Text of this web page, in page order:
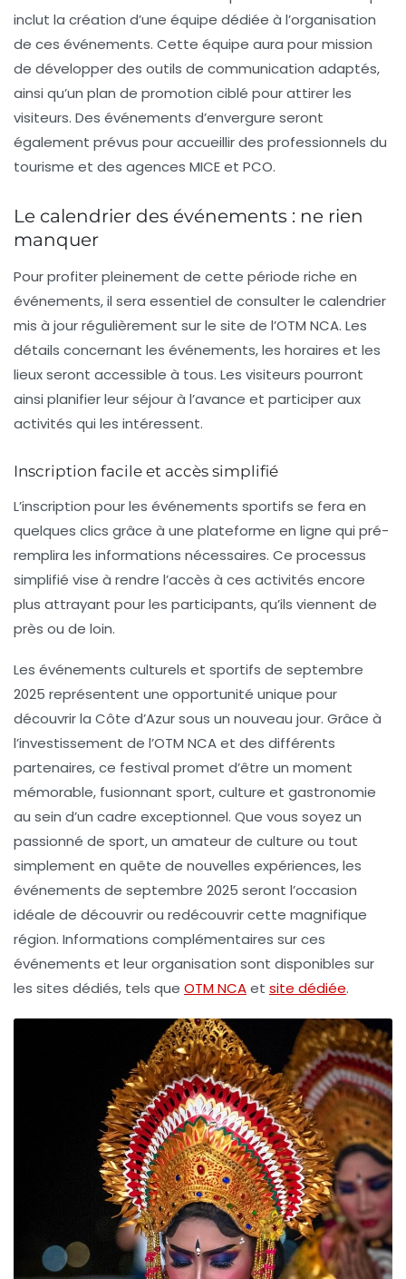
inclut la création d’une équipe dédiée à l’organisation
de ces événements. Cette équipe aura pour mission
de développer des outils de communication adaptés,
ainsi qu’un plan de promotion ciblé pour attirer les
visiteurs. Des événements d’envergure seront
également prévus pour accueillir des professionnels du
tourisme et des agences MICE et PCO.
Le calendrier des événements : ne rien
manquer
Pour profiter pleinement de cette période riche en
événements, il sera essentiel de consulter le calendrier
mis à jour régulièrement sur le site de l’OTM NCA. Les
détails concernant les événements, les horaires et les
lieux seront accessible à tous. Les visiteurs pourront
ainsi planifier leur séjour à l’avance et participer aux
activités qui les intéressent.
Inscription facile et accès simplifié
L’inscription pour les événements sportifs se fera en
quelques clics grâce à une plateforme en ligne qui pré-
remplira les informations nécessaires. Ce processus
simplifié vise à rendre l’accès à ces activités encore
plus attrayant pour les participants, qu’ils viennent de
près ou de loin.
Les événements culturels et sportifs de septembre
2025 représentent une opportunité unique pour
découvrir la Côte d’Azursous un nouveau jour. Grâce à
l’investissement de l’OTM NCA et des différents
partenaires, ce festival promet d’être un moment
mémorable, fusionnant sport, culture et gastronomie
au sein d’un cadre exceptionnel. Que vous soyez un
passionné de sport, un amateur de culture ou tout
simplement en quête de nouvelles expériences, les
événements de septembre 2025 seront l’occasion
idéale de découvrir ou redécouvrir cette magnifique
région. Informations complémentaires sur ces
événements et leur organisation sont disponibles sur
les sites dédiés, tels que OTM NCAet site dédiée.